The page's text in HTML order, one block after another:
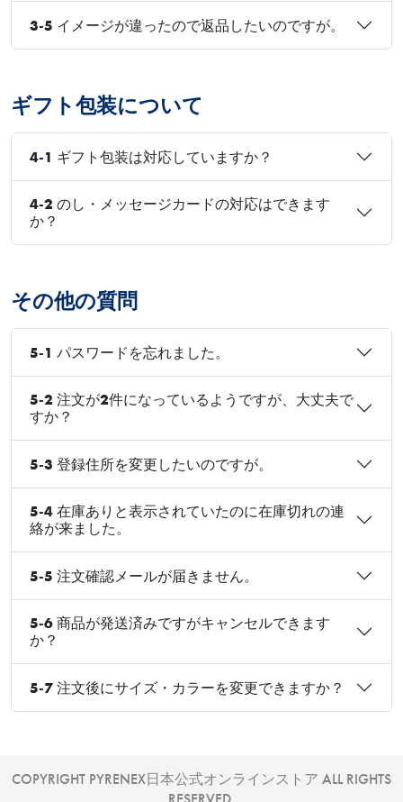
3-5 イメージが違ったので返品したいのですが。
ギフト包装について
4-1 ギフト包装は対応していますか？
4-2 のし・メッセージカードの対応はできます
か？
その他の質問
5-1 パスワードを忘れました。
5-2 注文が2件になっているようですが、大丈夫で
すか？
5-3 登録住所を変更したいのですが。
5-4 在庫ありと表示されていたのに在庫切れの連
絡が来ました。
5-5 注文確認メールが届きません。
5-6 商品が発送済みですがキャンセルできます
か？
5-7 注文後にサイズ・カラーを変更できますか？
COPYRIGHT PYRENEX日本公式オンラインストア ALL RIGHTS